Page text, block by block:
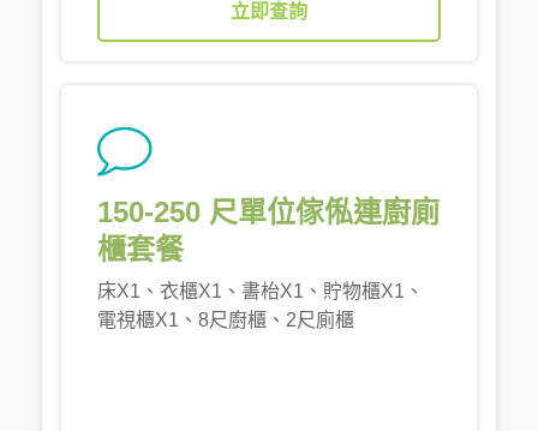
立即查詢
150-250 尺單位傢俬連廚廁
櫃套餐
床X1、衣櫃X1、書枱X1、貯物櫃X1、
電視櫃X1、8尺廚櫃、2尺廁櫃